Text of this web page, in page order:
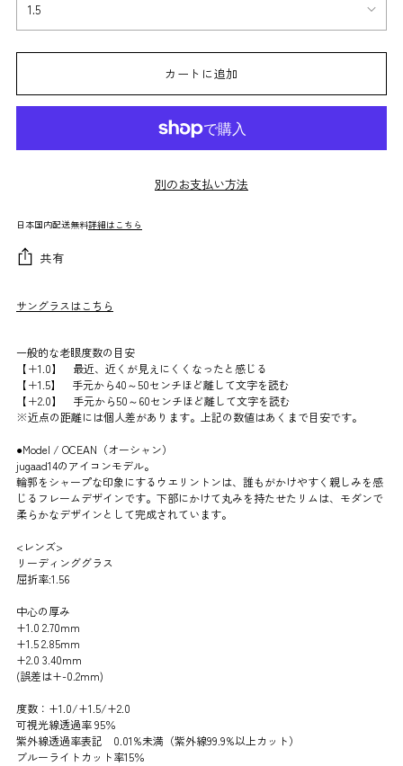
カートに追加
別のお支払い方法
日本国内配送無料詳細はこちら
共有
サングラスはこちら
一般的な老眼度数の目安
【＋1.0】 最近、近くが見えにくくなったと感じる
【＋1.5】 手元から40～50センチほど離して文字を読む
【＋2.0】 手元から50～60センチほど離して文字を読む
※近点の距離には個人差があります。上記の数値はあくまで目安です。
●Model / OCEAN（オーシャン）
jugaad14のアイコンモデル。
輪郭をシャープな印象にするウエリントンは、誰もがかけやすく親しみを感
じるフレームデザインです。下部にかけて丸みを持たせたリムは、モダンで
柔らかなデザインとして完成されています。
<レンズ>
リーディンググラス
屈折率:1.56
中心の厚み
+1.0 2.70mm
+1.5 2.85mm
+2.0 3.40mm
(誤差は+-0.2mm)
度数：+1.0/+1.5/+2.0
可視光線透過率 95％
紫外線透過率表記 0.01%未満（紫外線99.9%以上カット）
ブルーライトカット率15％